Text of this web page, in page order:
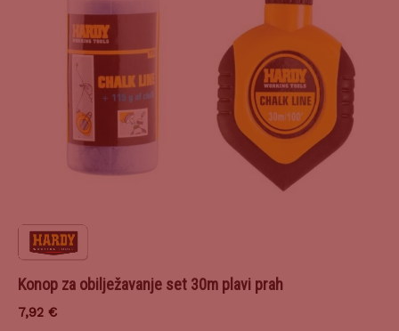
Konop za obilježavanje set 30m plavi prah
7,92 €